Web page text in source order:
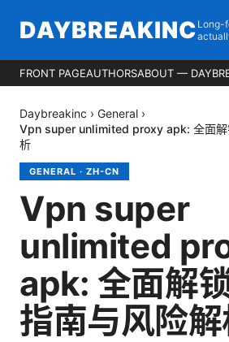
DAYBREAKINC Long-
FRONT PAGEAUTHORSABOUT —
Daybreakinc › General ›
Vpn super unlimited proxy apk: 全面解
析
GENERAL · ZH-CN
Vpn super
unlimited
apk: 全面解
指南与风险